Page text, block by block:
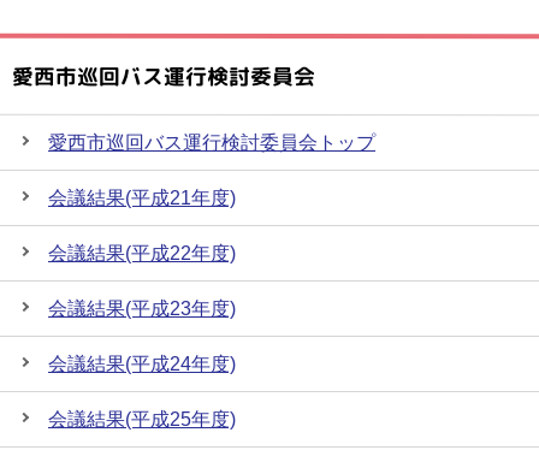
愛西市巡回バス運行検討委員会
愛西市巡回バス運行検討委員会トップ
会議結果(平成21年度)
会議結果(平成22年度)
会議結果(平成23年度)
会議結果(平成24年度)
会議結果(平成25年度)